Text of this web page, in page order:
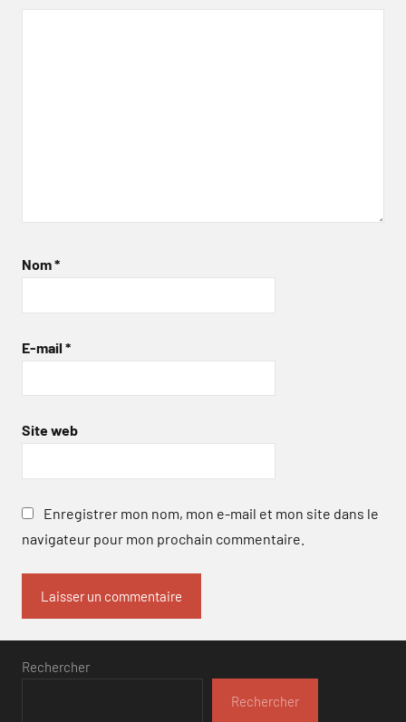
Nom*
E-mail *
Site web
Enregistrer mon nom, mon e-mail et mon site dans le
navigateur pour mon prochain commentaire.
Rechercher
Rechercher